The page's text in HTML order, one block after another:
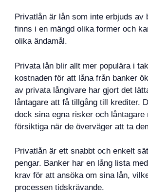
Privatlån är lån som inte erbjuds av
finns i en mängd olika former och
olika ändamål.
Privata lån blir allt mer populära i
kostnaden för att låna från banker
av privata långivare har gjort det
låntagare att få tillgång till krediter.
dock sina egna risker och låntagare
försiktiga när de överväger att ta
Privatlån är ett snabbt och enkelt
pengar. Banker har en lång lista
krav för att ansöka om sina lån,
processen tidskrävande.